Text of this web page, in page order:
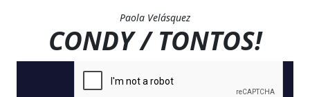
Paola Velásquez
CONDY / TONTOS!